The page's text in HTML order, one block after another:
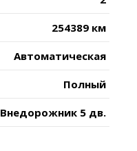
254389 км
Автоматическая
Полный
Внедорожник 5 дв.